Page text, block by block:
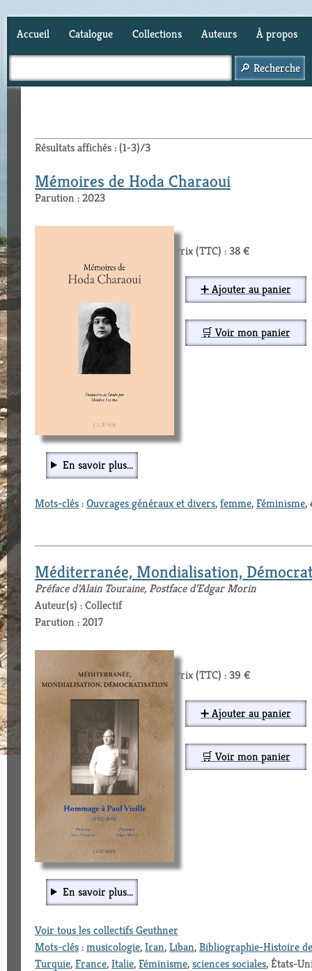
Accueil Catalogue Collections Auteurs À propos
Résultats affichés : (1-3)/3
Mémoires de Hoda Charaoui
Parution : 2023
Prix (TTC) : 38 €
➕ Ajouter au panier
🛒 Voir mon panier
En savoir plus...
Mots-clés:Ouvrages généraux et divers,femme,Féminisme,
Méditerranée, Mondialisation,
Préface d’Alain Touraine, Postface d’Edgar Morin
Auteur(s) : Collectif
Parution : 2017
Prix (TTC) : 39 €
➕ Ajouter au panier
🛒 Voir mon panier
En savoir plus...
Voir tous les collectifs Geuthner
Mots-clés:musicologie,Iran,Liban,Bibliographie-Histoire
Turquie,France,Italie,Féminisme,sciences sociales, États-